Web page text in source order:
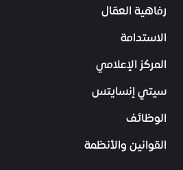
رفاهية العمّال
الاستدامة
المركز الإعلامي
سيتي إنسايتس
الوظائف
القوانين والأنظمة